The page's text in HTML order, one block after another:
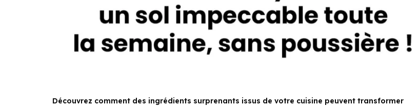
Découvrez comment des ingrédients surprenants issus de votre cuisine peuvent transformer